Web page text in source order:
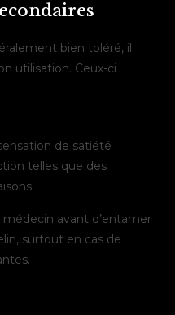
bien toléré, il
utilisation. Ceux-ci
de satiété
telles que des
avant d’entamer
surtout en cas de